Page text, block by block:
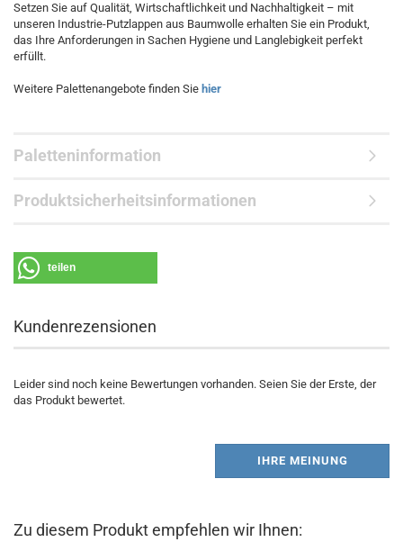
Setzen Sie auf Qualität, Wirtschaftlichkeit und Nachhaltigkeit – mit
unseren Industrie-Putzlappen aus Baumwolle erhalten Sie ein Produkt,
das Ihre Anforderungen in Sachen Hygiene und Langlebigkeit perfekt
erfüllt.
Weitere Palettenangebote finden Sie hier
Paletteninformation
Produktsicherheitsinformationen
teilen
Kundenrezensionen
Leider sind noch keine Bewertungen vorhanden. Seien Sie der Erste, der
das Produkt bewertet.
IHRE MEINUNG
Zu diesem Produkt empfehlen wir Ihnen: